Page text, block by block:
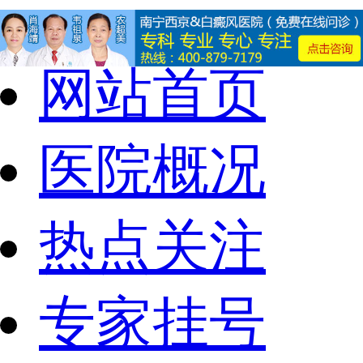
网站首页
医院概况
热点关注
专家挂号